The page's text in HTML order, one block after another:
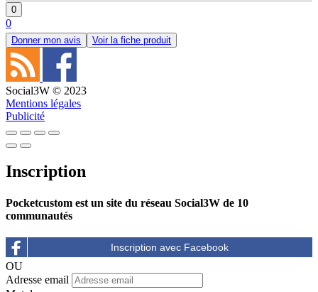
0
0
Donner mon avis Voir la fiche produit
Social3W © 2023
Mentions légales
Publicité
Inscription
Pocketcustom est un site du réseau Social3W de 10
communautés
OU
Adresse email